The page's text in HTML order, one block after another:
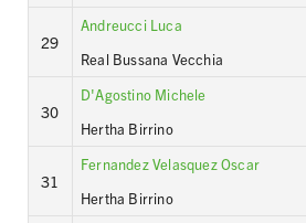
29
Andreucci Luca
Real Bussana Vecchia
30
D'Agostino Michele
Hertha Birrino
31
Fernandez Velasquez Oscar
Hertha Birrino